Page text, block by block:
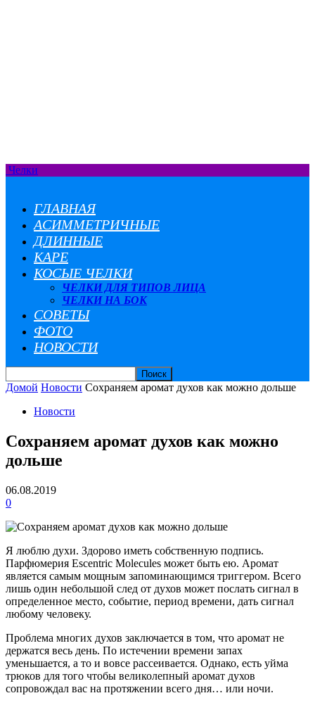
Челки
ГЛАВНАЯ
АСИММЕТРИЧНЫЕ
ДЛИННЫЕ
КАРЕ
КОСЫЕ ЧЕЛКИ
ЧЕЛКИ ДЛЯ ТИПОВ ЛИЦА
ЧЕЛКИ НА БОК
СОВЕТЫ
ФОТО
НОВОСТИ
Домой Новости Сохраняем аромат духов как можно дольше
Новости
Сохраняем аромат духов как можно
дольше
06.08.2019
0
Я люблю духи. Здорово иметь собственную подпись.
Парфюмерия Escentric Molecules может быть ею. Аромат
является самым мощным запоминающимся триггером. Всего
лишь один небольшой след от духов может послать сигнал в
определенное место, событие, период времени, дать сигнал
любому человеку.
Проблема многих духов заключается в том, что аромат не
держатся весь день. По истечении времени запах
уменьшается, а то и вовсе рассеивается. Однако, есть уйма
трюков для того чтобы великолепный аромат духов
сопровождал вас на протяжении всего дня… или ночи.